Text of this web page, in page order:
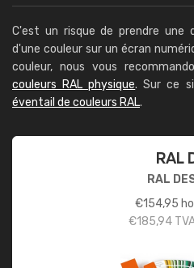
C'est un risque de prendre une
d'une couleur sur un écran
couleur, nous vous
couleurs RAL physique. Sur ce
éventail de couleurs RAL.
RAL
RAL
€154,95
€185,94